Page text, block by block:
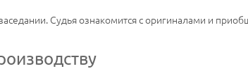
Судья ознакомится с оригиналами и